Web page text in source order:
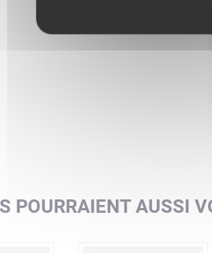
POURRAIENT AUSSI